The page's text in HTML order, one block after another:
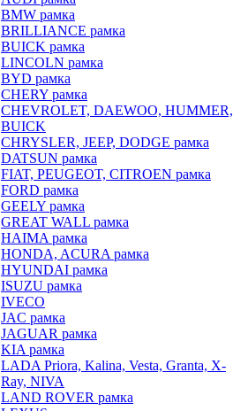
BMW рамка
BRILLIANCE рамка
BUICK рамка
LINCOLN рамка
BYD рамка
CHERY рамка
CHEVROLET, DAEWOO, HUMMER,
BUICK
CHRYSLER, JEEP, DODGE рамка
DATSUN рамка
FIAT, PEUGEOT, CITROEN рамка
FORD рамка
GEELY рамка
GREAT WALL рамка
HAIMA рамка
HONDA, ACURA рамка
HYUNDAI рамка
ISUZU рамка
IVECO
JAC рамка
JAGUAR рамка
KIA рамка
LADA Priora, Kalina, Vesta, Granta, X-
Ray, NIVA
LAND ROVER рамка